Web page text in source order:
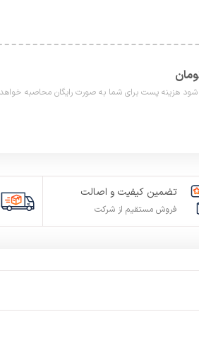
تضمین کیفیت و اصالت
فروش مستقیم از شرکت